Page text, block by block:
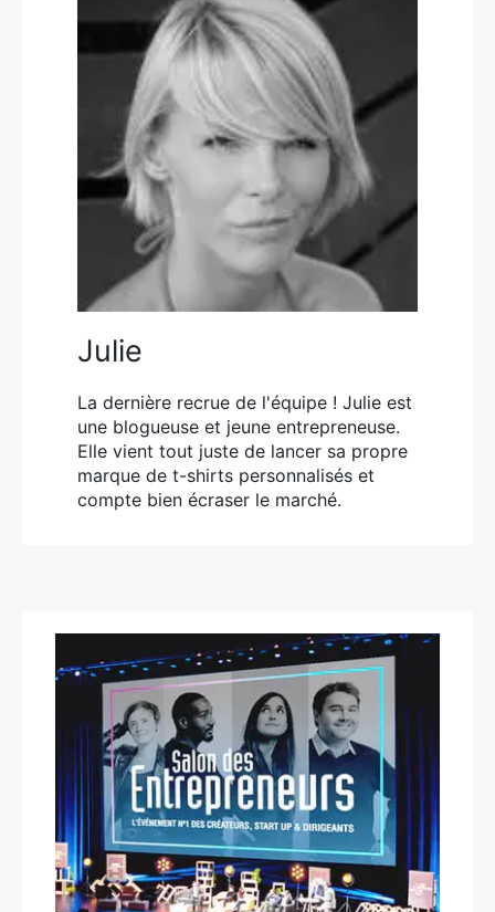
Julie
La dernière recrue de l'équipe ! Julie est
une blogueuse et jeune entrepreneuse.
Elle vient tout juste de lancer sa propre
marque de t-shirts personnalisés et
compte bien écraser le marché.